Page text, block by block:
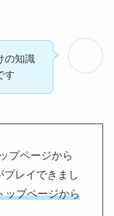
の知識
す
プページから
プレイできまし
ップページから